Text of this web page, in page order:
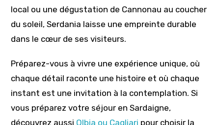
local ou une dégustation de Cannonau au coucher
du soleil, Serdania laisse une empreinte durable
dans le cœur de ses visiteurs.
Préparez-vous à vivre une expérience unique, où
chaque détail raconte une histoire et où chaque
instant est une invitation à la contemplation. Si
vous préparez votre séjour en Sardaigne,
découvrez aussi Olbia ou Cagliari pour choisir la